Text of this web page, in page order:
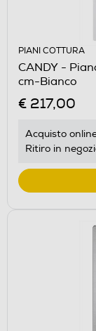
PIANI COTTURA
CANDY -
cm-Bianco
€ 217,00
Acquisto
Ritiro in